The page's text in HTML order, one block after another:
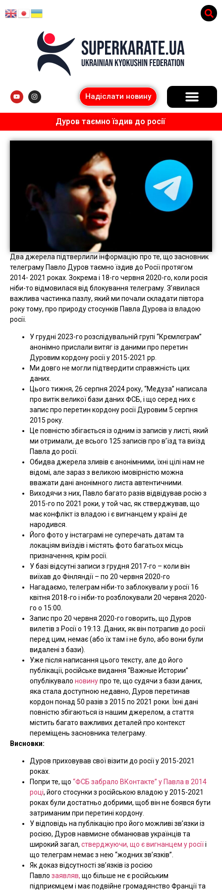
Надіслати новину
Дуров таємно їздив до росії
Два джерела підтверлили інформацію про те, що засновник
телеграму Павло Дуров таємно їздив до Росії протягом
2014- 2021 роках. Зокрема і 18-го червня 2020-го, коли росія
ніби-то відмовилася від блокування телеграму. З’явилася
важлива частинка пазлу, який ми почали складати півтора
року тому, про природу стосунків Павла Дурова із владою
росії.
У грудні 2023-го розслідувальній групі “Крємлєграм”
анонімно прислали витяг із даними про перетин
Дуровим кордону росії у 2015-2021 рр.
Ми довго не могли підтвердити справжність цих
даних.
Цього тижня, 26 серпня 2024 року, “Медуза” написала
про витік великої бази даних ФСБ, і що серед них є
запис про перетин кордону росії Дуровим 5 серпня
2015 року.
Це повністю збігається із одним із записів у листі, який
ми отримали, де всього 125 записів про в’їзд та виїзд
Павла до росії.
Обидва джерела зливів є анонімними, їхні цілі нам не
відомі, але зараз з великою імовірністю можна
вважати дані анонімного листа автентичними.
Виходячи з них, Павло багато разів відвідував росію з
2015-го по 2021 роки, у той час, як стверджував, що
має конфлікт із владою і є вигнанцем у країні де
народився.
Його фото у інстаграмі не суперечать датам та
локаціям виїздів і містять фото багатьох місць
призначення, крім росії.
У базі відсутні записи з грудня 2017-го – коли він
виїхав до Фінляндії – по 20 червня 2020-го
Нагадаємо, телеграм ніби-то заблокували у росії 16
квітня 2018-го і ніби-то розблокували 20 червня 2020-
го о 15:00.
Запис про 20 червня 2020-го говорить, що Дуров
вилетів з Росії о 19:13. Даних, як він потрапив до росії
перед цим, немає (або їх там і не було, або вони були
видалені з бази).
Уже після написання цього тексту, але до його
публікації, російське видання “Важные Истории”
опублікувало новинупро те, що судячи з бази даних,
яка стала доступною недавно, Дуров перетинав
кордон понад 50 разів з 2015 по 2021 роки. Їхні дані
повністю збігаються із нашим джерелом, а стаття
містить багато важливих деталей про контекст
переміщень засновника телеграму.
Висновки:
Дуров приховував свої візити до росії у 2015-2021
роках.
Попри те, що “ФСБ забрало ВКонтакте” у Павла в 2014
році, його стосунки з російською владою у 2015-2021
роках були достатньо добрими, щоб він не боявся бути
затриманим при перетині кордону.
У відповідь на публікацію про його можливі зв’язки із
росією, Дуров навмисне обманював українців та
широкий загал, стверджуючи, що є вигнанцем у росіїі
що телеграм немає з нею “жодних зв’язків”.
Як доказ відсутності зв’язків із росією
Павло заявляв, що більше не є російським
підприємцем і має подвійне громадянство Франції та